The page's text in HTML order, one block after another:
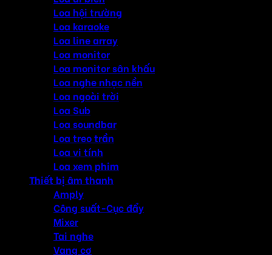
Loa hội trường
Loa karaoke
Loa line array
Loa monitor
Loa monitor sân khấu
Loa nghe nhạc nền
Loa ngoài trời
Loa Sub
Loa soundbar
Loa treo trần
Loa vi tính
Loa xem phim
Thiết bị âm thanh
Amply
Công suất-Cục đẩy
Mixer
Tai nghe
Vang cơ